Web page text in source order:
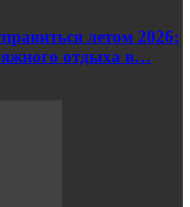
летом 2026:
отдыха в…